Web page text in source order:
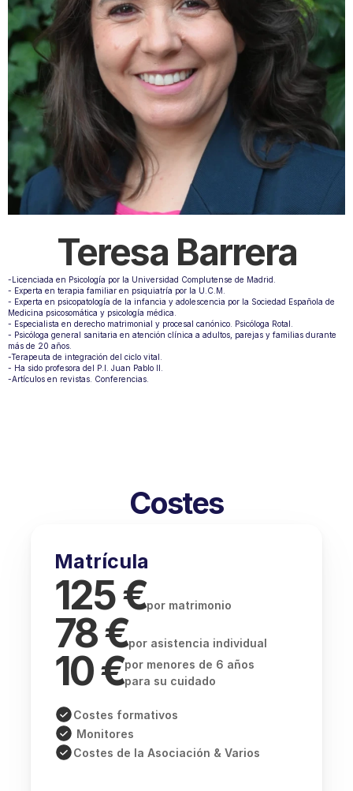
Teresa Barrera
-Licenciada en Psicología por la Universidad Complutense de Madrid.
- Experta en terapia familiar en psiquiatría por la U.C.M.
- Experta en psicopatología de la infancia y adolescencia por la Sociedad Española de
Medicina psicosomática y psicología médica.
- Especialista en derecho matrimonial y procesal canónico. Psicóloga Rotal.
- Psicóloga general sanitaria en atención clínica a adultos, parejas y familias durante
más de 20 años.
-Terapeuta de integración del ciclo vital.
- Ha sido profesora del P.I. Juan Pablo II.
-Artículos en revistas. Conferencias.
Costes
Matrícula
125 €por matrimonio
78 €por asistencia individual
10 €por menores de 6 años
para su cuidado
Costes formativos
Monitores
Costes de la Asociación & Varios